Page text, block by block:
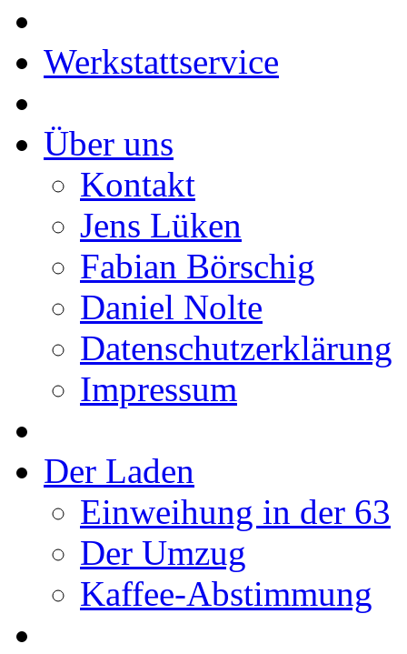
Werkstattservice
Über uns
Kontakt
Jens Lüken
Fabian Börschig
Daniel Nolte
Datenschutzerklärung
Impressum
Der Laden
Einweihung in der 63
Der Umzug
Kaffee-Abstimmung